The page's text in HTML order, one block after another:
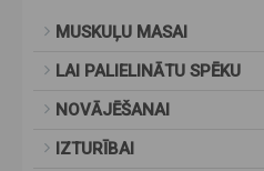
MUSKUĻU MASAI
LAI PALIELINĀTU SPĒKU
NOVĀJĒŠANAI
IZTURĪBAI